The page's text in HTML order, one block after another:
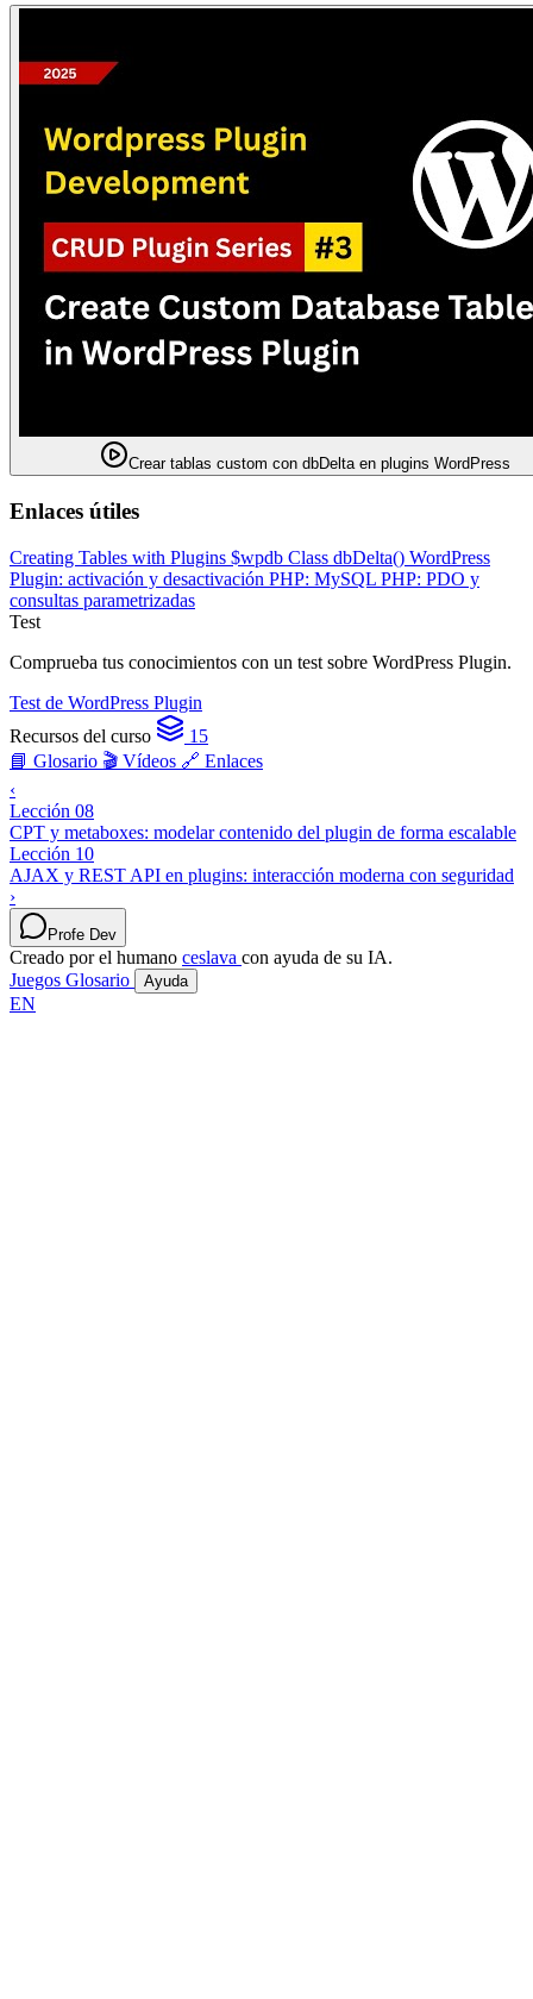
Crear tablas custom con dbDelta en plugins WordPress
Enlaces útiles
Creating Tables with Plugins $wpdb Class dbDelta() WordPress
Plugin: activación y desactivación PHP: MySQL PHP: PDO y
consultas parametrizadas
Test
Comprueba tus conocimientos con un test sobre WordPress Plugin.
Test de WordPress Plugin
Recursos del curso
15
📘 Glosario 🎬 Vídeos 🔗 Enlaces
‹
Lección 08
CPT y metaboxes: modelar contenido del plugin de forma escalable
Lección 10
AJAX y REST API en plugins: interacción moderna con seguridad
›
Profe Dev
Creado por el humano ceslava con ayuda de su IA.
Juegos Glosario Ayuda
EN